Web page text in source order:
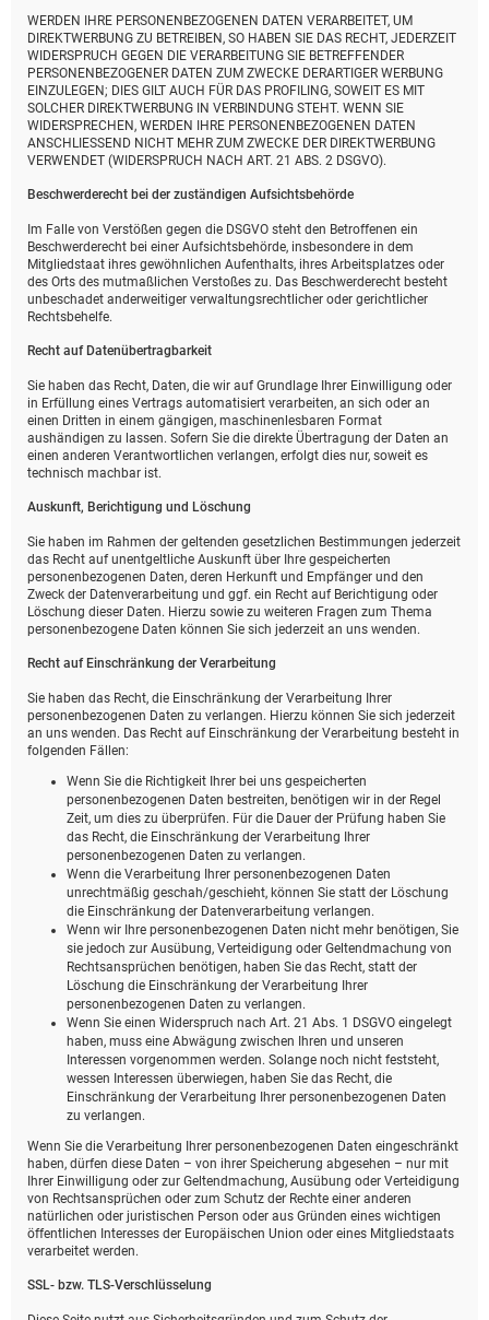
WERDEN IHRE PERSONENBEZOGENEN DATEN VERARBEITET, UM
DIREKTWERBUNG ZU BETREIBEN, SO HABEN SIE DAS RECHT, JEDERZEIT
WIDERSPRUCH GEGEN DIE VERARBEITUNG SIE BETREFFENDER
PERSONENBEZOGENER DATEN ZUM ZWECKE DERARTIGER WERBUNG
EINZULEGEN; DIES GILT AUCH FÜR DAS PROFILING, SOWEIT ES MIT
SOLCHER DIREKTWERBUNG IN VERBINDUNG STEHT. WENN SIE
WIDERSPRECHEN, WERDEN IHRE PERSONENBEZOGENEN DATEN
ANSCHLIESSEND NICHT MEHR ZUM ZWECKE DER DIREKTWERBUNG
VERWENDET (WIDERSPRUCH NACH ART. 21 ABS. 2 DSGVO).
Beschwerde­recht bei der zuständigen Aufsichts­behörde
Im Falle von Verstößen gegen die DSGVO steht den Betroffenen ein
Beschwerderecht bei einer Aufsichtsbehörde, insbesondere in dem
Mitgliedstaat ihres gewöhnlichen Aufenthalts, ihres Arbeitsplatzes oder
des Orts des mutmaßlichen Verstoßes zu. Das Beschwerderecht besteht
unbeschadet anderweitiger verwaltungsrechtlicher oder gerichtlicher
Rechtsbehelfe.
Recht auf Daten­übertrag­barkeit
Sie haben das Recht, Daten, die wir auf Grundlage Ihrer Einwilligung oder
in Erfüllung eines Vertrags automatisiert verarbeiten, an sich oder an
einen Dritten in einem gängigen, maschinenlesbaren Format
aushändigen zu lassen. Sofern Sie die direkte Übertragung der Daten an
einen anderen Verantwortlichen verlangen, erfolgt dies nur, soweit es
technisch machbar ist.
Auskunft, Berichtigung und Löschung
Sie haben im Rahmen der geltenden gesetzlichen Bestimmungen jederzeit
das Recht auf unentgeltliche Auskunft über Ihre gespeicherten
personenbezogenen Daten, deren Herkunft und Empfänger und den
Zweck der Datenverarbeitung und ggf. ein Recht auf Berichtigung oder
Löschung dieser Daten. Hierzu sowie zu weiteren Fragen zum Thema
personenbezogene Daten können Sie sich jederzeit an uns wenden.
Recht auf Einschränkung der Verarbeitung
Sie haben das Recht, die Einschränkung der Verarbeitung Ihrer
personenbezogenen Daten zu verlangen. Hierzu können Sie sich jederzeit
an uns wenden. Das Recht auf Einschränkung der Verarbeitung besteht in
folgenden Fällen:
Wenn Sie die Richtigkeit Ihrer bei uns gespeicherten
personenbezogenen Daten bestreiten, benötigen wir in der Regel
Zeit, um dies zu überprüfen. Für die Dauer der Prüfung haben Sie
das Recht, die Einschränkung der Verarbeitung Ihrer
personenbezogenen Daten zu verlangen.
Wenn die Verarbeitung Ihrer personenbezogenen Daten
unrechtmäßig geschah/geschieht, können Sie statt der Löschung
die Einschränkung der Datenverarbeitung verlangen.
Wenn wir Ihre personenbezogenen Daten nicht mehr benötigen, Sie
sie jedoch zur Ausübung, Verteidigung oder Geltendmachung von
Rechtsansprüchen benötigen, haben Sie das Recht, statt der
Löschung die Einschränkung der Verarbeitung Ihrer
personenbezogenen Daten zu verlangen.
Wenn Sie einen Widerspruch nach Art. 21 Abs. 1 DSGVO eingelegt
haben, muss eine Abwägung zwischen Ihren und unseren
Interessen vorgenommen werden. Solange noch nicht feststeht,
wessen Interessen überwiegen, haben Sie das Recht, die
Einschränkung der Verarbeitung Ihrer personenbezogenen Daten
zu verlangen.
Wenn Sie die Verarbeitung Ihrer personenbezogenen Daten eingeschränkt
haben, dürfen diese Daten – von ihrer Speicherung abgesehen – nur mit
Ihrer Einwilligung oder zur Geltendmachung, Ausübung oder Verteidigung
von Rechtsansprüchen oder zum Schutz der Rechte einer anderen
natürlichen oder juristischen Person oder aus Gründen eines wichtigen
öffentlichen Interesses der Europäischen Union oder eines Mitgliedstaats
verarbeitet werden.
SSL- bzw. TLS-Verschlüsselung